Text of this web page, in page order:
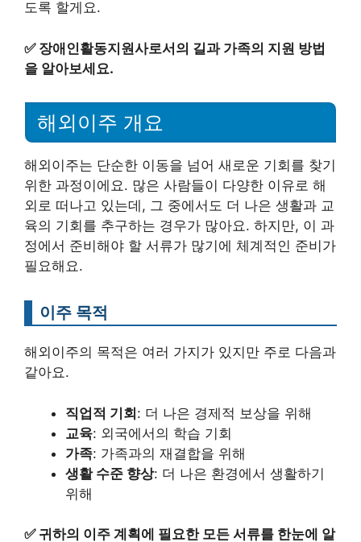
도록 할게요.
✅ 장애인활동지원사로서의 길과 가족의 지원 방법
을 알아보세요.
해외이주 개요
해외이주는 단순한 이동을 넘어 새로운 기회를 찾기
위한 과정이에요. 많은 사람들이 다양한 이유로 해
외로 떠나고 있는데, 그 중에서도 더 나은 생활과 교
육의 기회를 추구하는 경우가 많아요. 하지만, 이 과
정에서 준비해야 할 서류가 많기에 체계적인 준비가
필요해요.
이주 목적
해외이주의 목적은 여러 가지가 있지만 주로 다음과
같아요.
직업적 기회: 더 나은 경제적 보상을 위해
교육: 외국에서의 학습 기회
가족: 가족과의 재결합을 위해
생활 수준 향상: 더 나은 환경에서 생활하기
위해
✅ 귀하의 이주 계획에 필요한 모든 서류를 한눈에 알